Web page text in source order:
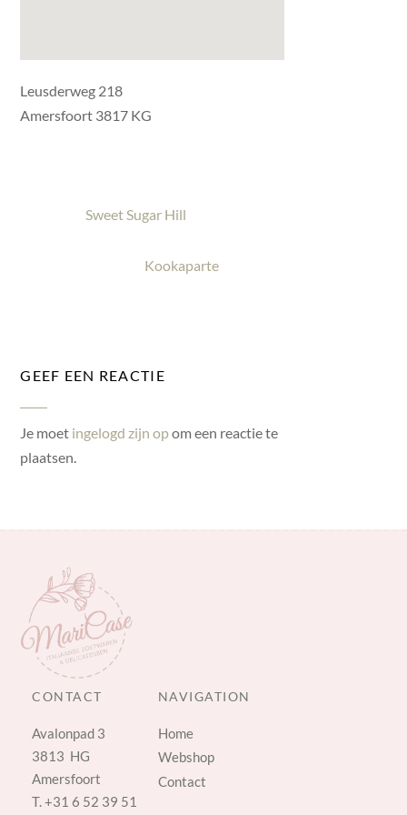
Leusderweg 218
Amersfoort 3817 KG
Sweet Sugar Hill
Kookaparte
GEEF EEN REACTIE
Je moet ingelogd zijn opom een reactie te
plaatsen.
CONTACT
Avalonpad 3
3813 HG
Amersfoort
T.+31 6 52 39 51
NAVIGATION
Home
Webshop
Contact